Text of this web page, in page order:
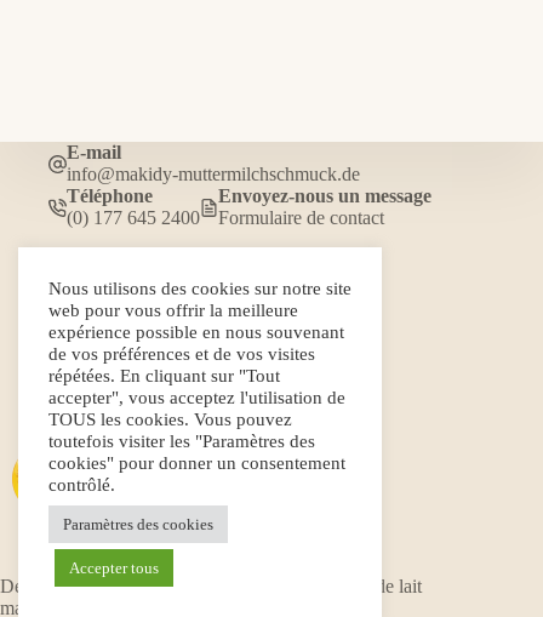
E-mail
info@makidy-muttermilchschmuck.de
Téléphone
(0) 177 645 2400
Envoyez-nous un message
Formulaire de contact
FAQ
Galerie
Conditions Générales de Vente
Déclaration de confidentialité
Politique et formulaire d'annulation
Conditions d'expédition
Mentions légales
Développé par Fernando Pino © Makidy Bijoux de lait
maternel
Nous utilisons des cookies sur notre site
web pour vous offrir la meilleure
expérience possible en nous souvenant
de vos préférences et de vos visites
répétées. En cliquant sur "Tout
accepter", vous acceptez l'utilisation de
TOUS les cookies. Vous pouvez
toutefois visiter les "Paramètres des
cookies" pour donner un consentement
contrôlé.
Paramètres des cookies
Accepter tous